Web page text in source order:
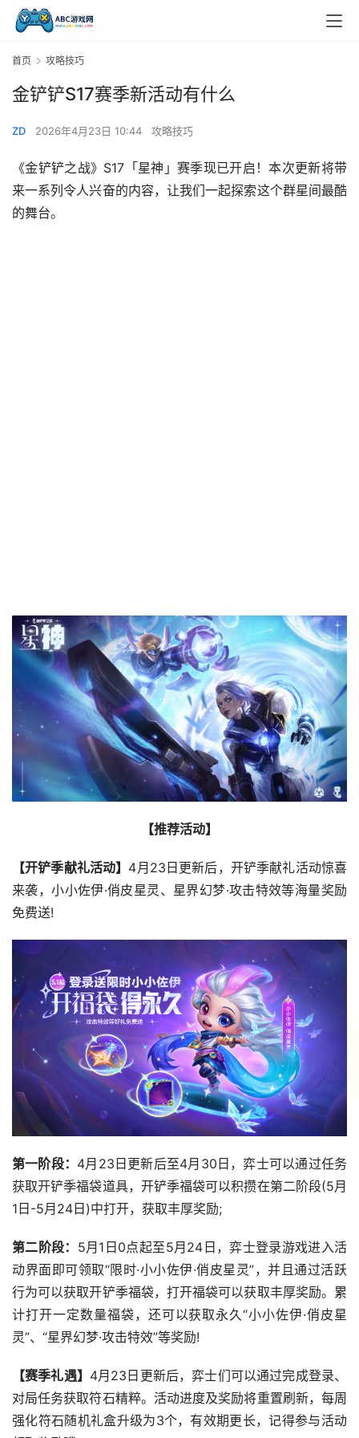
首页 攻略技巧
金铲铲S17赛季新活动有什么
ZD 2026年4月23日 10:44 攻略技巧
《金铲铲之战》S17「星神」赛季现已开启！本次更新将带
来一系列令人兴奋的内容，让我们一起探索这个群星间最酷
的舞台。
【推荐活动】
【开铲季献礼活动】 4月23日更新后，开铲季献礼活动惊喜
来袭，小小佐伊·俏皮星灵、星界幻梦·攻击特效等海量奖励
免费送!
第一阶段： 4月23日更新后至4月30日，弈士可以通过任务
获取开铲季福袋道具，开铲季福袋可以积攒在第二阶段(5月
1日-5月24日)中打开，获取丰厚奖励;
第二阶段： 5月1日0点起至5月24日，弈士登录游戏进入活
动界面即可领取“限时·小小佐伊·俏皮星灵”，并且通过活跃
行为可以获取开铲季福袋，打开福袋可以获取丰厚奖励。累
计打开一定数量福袋，还可以获取永久“小小佐伊·俏皮星
灵”、“星界幻梦·攻击特效”等奖励!
【赛季礼遇】 4月23日更新后，弈士们可以通过完成登录、
对局任务获取符石精粹。活动进度及奖励将重置刷新，每周
强化符石随机礼盒升级为3个，有效期更长，记得参与活动